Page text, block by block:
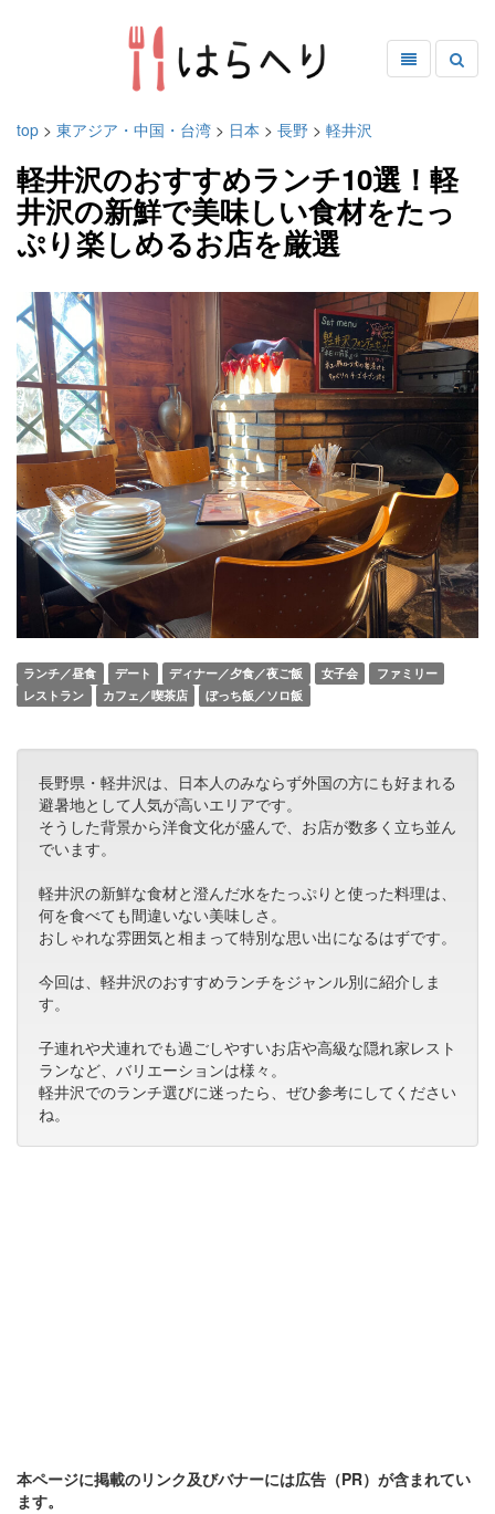
top > 東アジア・中国・台湾 > 日本 > 長野 > 軽井沢
軽井沢のおすすめランチ10選！軽
井沢の新鮮で美味しい食材をたっ
ぷり楽しめるお店を厳選
ランチ／昼食 デート ディナー／夕食／夜ご飯 女子会
ファミリー
レストラン
カフェ／喫茶店 ぼっち飯／ソロ飯
長野県・軽井沢は、日本人のみならず外国の方にも好まれる
避暑地として人気が高いエリアです。
そうした背景から洋食文化が盛んで、お店が数多く立ち並ん
でいます。
軽井沢の新鮮な食材と澄んだ水をたっぷりと使った料理は、
何を食べても間違いない美味しさ。
おしゃれな雰囲気と相まって特別な思い出になるはずです。
今回は、軽井沢のおすすめランチをジャンル別に紹介しま
す。
子連れや犬連れでも過ごしやすいお店や高級な隠れ家レスト
ランなど、バリエーションは様々。
軽井沢でのランチ選びに迷ったら、ぜひ参考にしてください
ね。
本ページに掲載のリンク及びバナーには広告（PR）が含まれてい
ます。